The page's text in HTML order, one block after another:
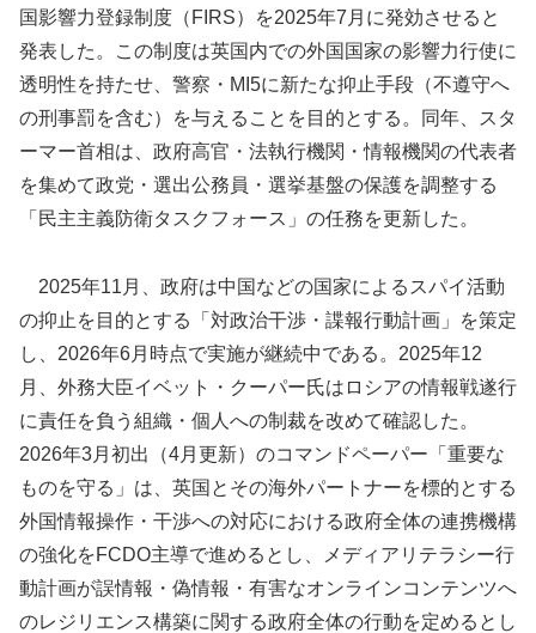
国影響力登録制度（FIRS）を2025年7月に発効させると
発表した。この制度は英国内での外国国家の影響力行使に
透明性を持たせ、警察・MI5に新たな抑止手段（不遵守へ
の刑事罰を含む）を与えることを目的とする。同年、スタ
ーマー首相は、政府高官・法執行機関・情報機関の代表者
を集めて政党・選出公務員・選挙基盤の保護を調整する
「民主主義防衛タスクフォース」の任務を更新した。
2025年11月、政府は中国などの国家によるスパイ活動
の抑止を目的とする「対政治干渉・諜報行動計画」を策定
し、2026年6月時点で実施が継続中である。2025年12
月、外務大臣イベット・クーパー氏はロシアの情報戦遂行
に責任を負う組織・個人への制裁を改めて確認した。
2026年3月初出（4月更新）のコマンドペーパー「重要な
ものを守る」は、英国とその海外パートナーを標的とする
外国情報操作・干渉への対応における政府全体の連携機構
の強化をFCDO主導で進めるとし、メディアリテラシー行
動計画が誤情報・偽情報・有害なオンラインコンテンツへ
のレジリエンス構築に関する政府全体の行動を定めるとし